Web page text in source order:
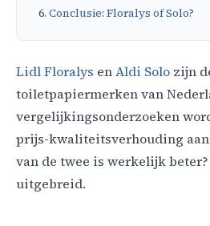
Conclusie: Floralys of Solo?
Lidl Floralys enAldi Solo zijn
toiletpapiermerken van
vergelijkingsonderzoeken
prijs-kwaliteitsverhouding
van de twee is werkelijk
uitgebreid.